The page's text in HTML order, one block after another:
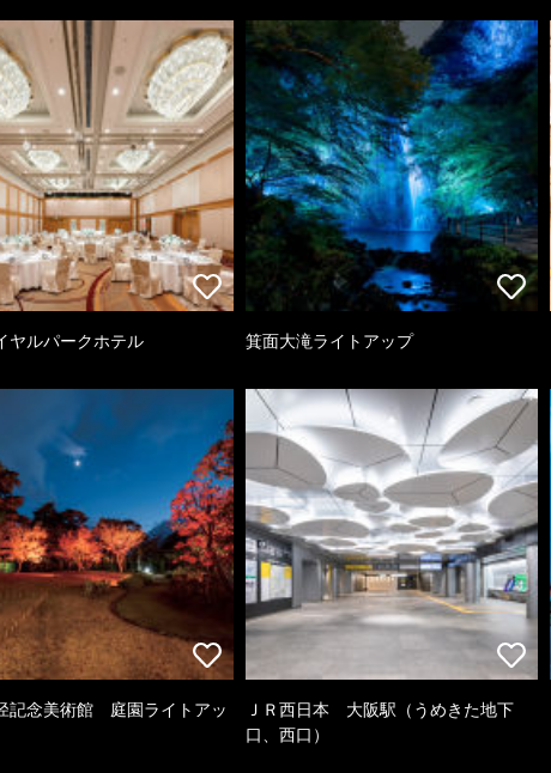
ヤルパークホテル 箕面大滝ライトアップ
記念美術館 庭園ライトアッ
ＪＲ西日本 大阪駅（うめきた地下
口、西口）